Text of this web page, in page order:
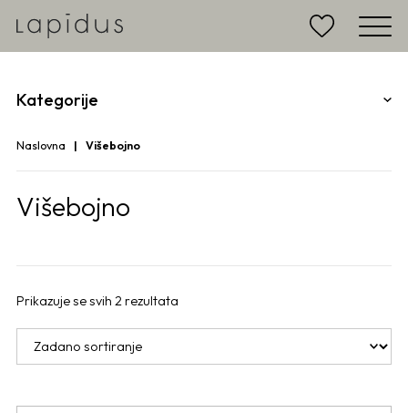
Kategorije
Naslovna Višebojno
Višebojno
Prikazuje se svih 2 rezultata